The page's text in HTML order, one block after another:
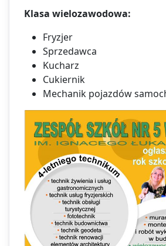
Klasa wielozawodowa:
Fryzjer
Sprzedawca
Kucharz
Cukiernik
Mechanik pojazdów